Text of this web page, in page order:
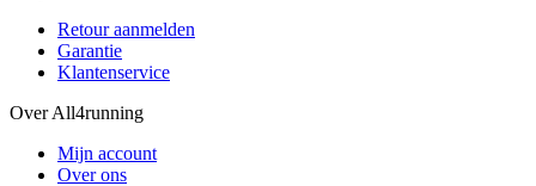
Retour aanmelden
Garantie
Klantenservice
Over All4running
Mijn account
Over ons